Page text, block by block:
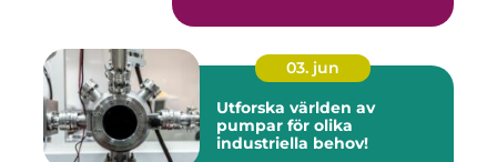
03. jun
Utforska världen av
pumpar för olika
industriella behov!